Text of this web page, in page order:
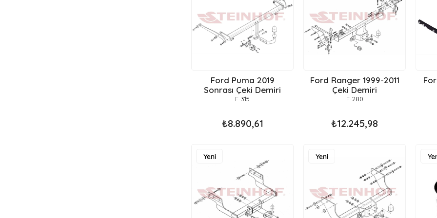
Ford Puma 2019
Sonrası Çeki Demiri
F-315
₺8.890,61
Ford Ranger 1999-2011
Çeki Demiri
F-280
₺12.245,98
Yeni
Yeni